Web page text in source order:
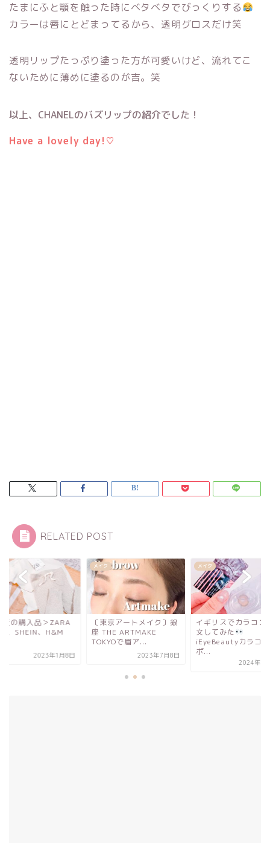
たまにふと顎を触った時にベタベタでびっくりする
カラーは唇にとどまってるから、透明グロスだけ笑
透明リップたっぷり塗った方が可愛いけど、流れてこ
ないために薄めに塗るのが吉。笑
以上、CHANELのバズリップの紹介でした！
Have a lovely day!♡
RELATED POST
京アートメイク〕銀
ARTMAKE
2023年7月8日
メイク
イギリスでカラコンを注
文してみた
iEyeBeautyカラコンレ
購入品
＜最近の購入品＞
BABY、SHEIN、
BABY